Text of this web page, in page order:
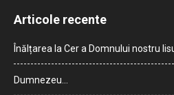
Articole recente
Înălțarea la Cer a Domnului nostru
Dumnezeu…